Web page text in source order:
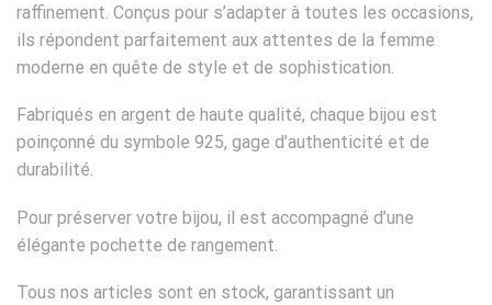
raffinement. Conçus pour s’adapter à toutes les occasions,
ils répondent parfaitement aux attentes de la femme
moderne en quête de style et de sophistication.
Fabriqués en argent de haute qualité, chaque bijou est
poinçonné du symbole 925, gage d’authenticité et de
durabilité.
Pour préserver votre bijou, il est accompagné d’une
élégante pochette de rangement.
Tous nos articles sont en stock, garantissant un